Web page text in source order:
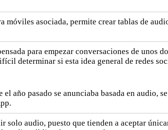
móviles asociada, permite crear tablas de
para empezar conversaciones de unos
determinar si esta idea general de redes
año pasado se anunciaba basada en audio,
audio, puesto que tienden a aceptar